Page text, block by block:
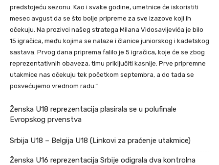
predstojeću sezonu. Kao i svake godine, umetnice će iskoristiti
mesec avgust da se što bolje pripreme za sve izazove koji ih
očekuju. Na prozivci našeg stratega Milana Vidosavljevića je bilo
15 igračica, među kojima se nalaze i članice juniorskog i kadetskog
sastava. Prvog dana priprema falilo je 5 igračica, koje će se zbog
reprezentativnih obaveza, timu priključiti kasnije. Prve pripremne
utakmice nas očekuju tek početkom septembra, a do tada se
posvećujemo vrednom radu.“
Ženska U18 reprezentacija plasirala se u polufinale
Evropskog prvenstva
Srbija U18 – Belgija U18 (Linkovi za praćenje utakmice)
Ženska U16 reprezentacija Srbije odigrala dva kontrolna